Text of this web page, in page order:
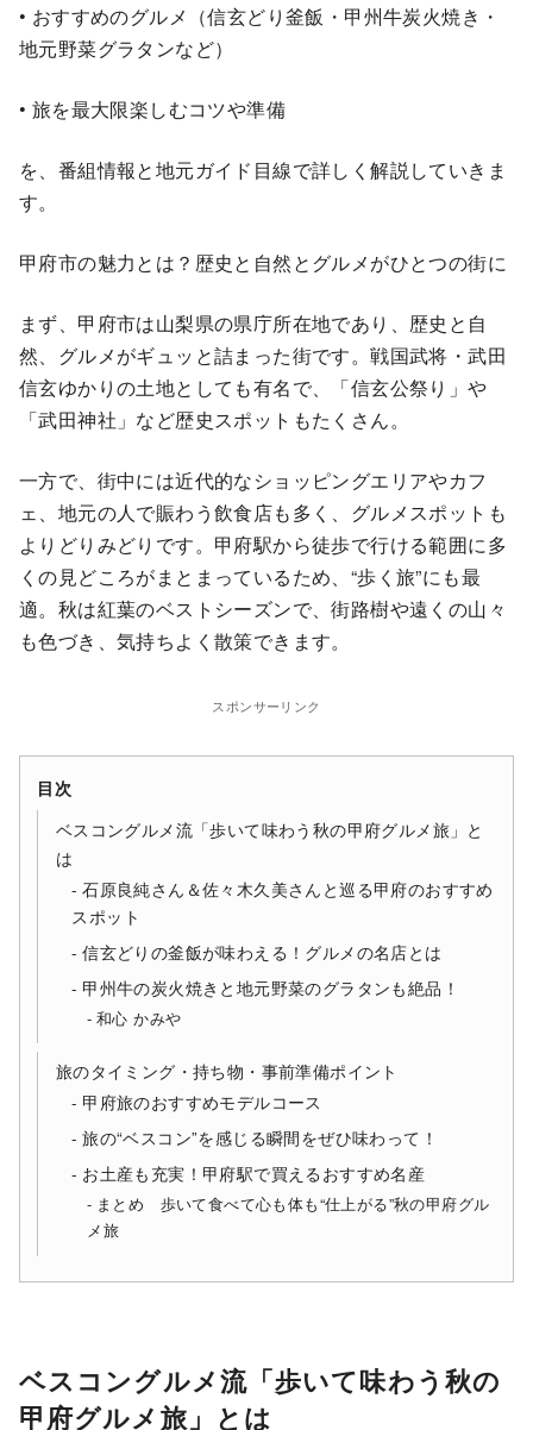
• おすすめのグルメ（信玄どり釜飯・甲州牛炭火焼き・
地元野菜グラタンなど）
• 旅を最大限楽しむコツや準備
を、番組情報と地元ガイド目線で詳しく解説していきま
す。
甲府市の魅力とは？歴史と自然とグルメがひとつの街に
まず、甲府市は山梨県の県庁所在地であり、歴史と自
然、グルメがギュッと詰まった街です。戦国武将・武田
信玄ゆかりの土地としても有名で、「信玄公祭り」や
「武田神社」など歴史スポットもたくさん。
一方で、街中には近代的なショッピングエリアやカフ
ェ、地元の人で賑わう飲食店も多く、グルメスポットも
よりどりみどりです。甲府駅から徒歩で行ける範囲に多
くの見どころがまとまっているため、“歩く旅”にも最
適。秋は紅葉のベストシーズンで、街路樹や遠くの山々
も色づき、気持ちよく散策できます。
スポンサーリンク
目次
ベスコングルメ流「歩いて味わう秋の甲府グルメ旅」と
は
石原良純さん＆佐々木久美さんと巡る甲府のおすすめ
スポット
信玄どりの釜飯が味わえる！グルメの名店とは
甲州牛の炭火焼きと地元野菜のグラタンも絶品！
和心 かみや
旅のタイミング・持ち物・事前準備ポイント
甲府旅のおすすめモデルコース
旅の“ベスコン”を感じる瞬間をぜひ味わって！
お土産も充実！甲府駅で買えるおすすめ名産
まとめ 歩いて食べて心も体も“仕上がる”秋の甲府グル
メ旅
ベスコングルメ流「歩いて味わう秋の
甲府グルメ旅」とは